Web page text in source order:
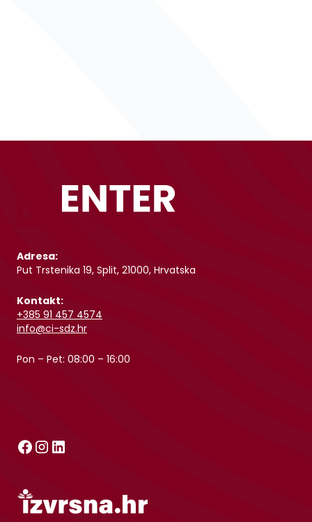
Adresa:
Put Trstenika 19, Split, 21000, Hrvatska
Kontakt:
+385 91 457 4574
info@ci-sdz.hr
Pon – Pet: 08:00 – 16:00